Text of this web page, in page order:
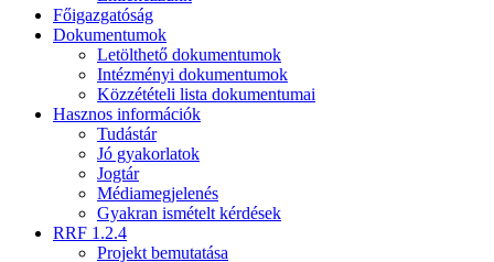
Főigazgatóság
Dokumentumok
Letölthető dokumentumok
Intézményi dokumentumok
Közzétételi lista dokumentumai
Hasznos információk
Tudástár
Jó gyakorlatok
Jogtár
Médiamegjelenés
Gyakran ismételt kérdések
RRF 1.2.4
Projekt bemutatása